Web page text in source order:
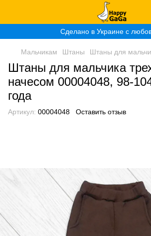
Сделано в Украине с
Мальчикам Штаны Штаны для
Штаны для мальчика
начесом 00004048, 98-
года
Артикул: 00004048 Оставить отзыв